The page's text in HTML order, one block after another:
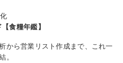
食糧年鑑】
から営業リスト作成まで、これ一
。